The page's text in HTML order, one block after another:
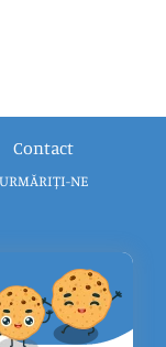
Contact
URMĂRIȚI-NE